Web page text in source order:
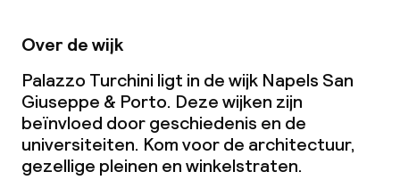
Over de wijk
Palazzo Turchini ligt in de wijk Napels San
Giuseppe & Porto. Deze wijken zijn
beïnvloed door geschiedenis en de
universiteiten. Kom voor de architectuur,
gezellige pleinen en winkelstraten.